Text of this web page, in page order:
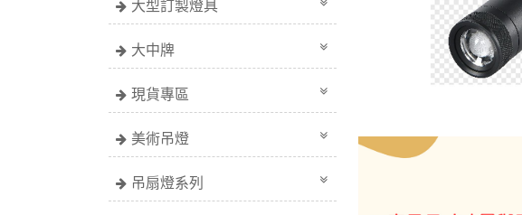
大型訂製燈具
大中牌
現貨專區
美術吊燈
吊扇燈系列